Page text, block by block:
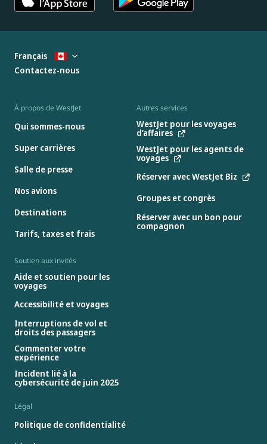
À propos de WestJet
Qui sommes-nous
Super carrières
Salle de presse
Nos avions
Destinations
Tarifs, taxes et frais
Autres services
WestJet pour les voyages
d’affaires
WestJet pour les agents de
voyages
Réserver avec WestJet Biz
Groupes et congrès
Réserver avec un bon pour
compagnon
Soutien aux invités
Aide et soutien pour les
voyages
Accessibilité et voyages
Interruptions de vol et
droits des passagers
Commenter votre
expérience
Incident lié à la
cybersécurité de juin 2025
Légal
Politique de confidentialité
Français
Contactez-nous